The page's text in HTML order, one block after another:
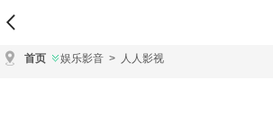
首页 娱乐影音 > 人人影视